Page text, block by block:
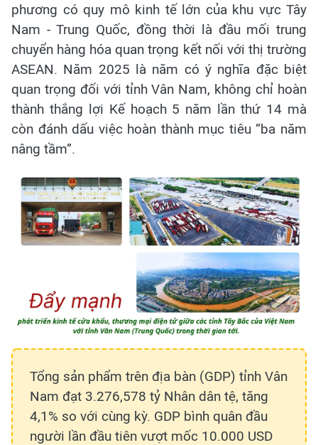
phương có quy mô kinh tế lớn của khu vực Tây
Nam - Trung Quốc, đồng thời là đầu mối trung
chuyển hàng hóa quan trọng kết nối với thị trường
ASEAN. Năm 2025 là năm có ý nghĩa đặc biệt
quan trọng đối với tỉnh Vân Nam, không chỉ hoàn
thành thắng lợi Kế hoạch 5 năm lần thứ 14 mà
còn đánh dấu việc hoàn thành mục tiêu “ba năm
nâng tầm”.
Tổng sản phẩm trên địa bàn (GDP) tỉnh Vân
Nam đạt 3.276,578 tỷ Nhân dân tệ, tăng
4,1% so với cùng kỳ. GDP bình quân đầu
người lần đầu tiên vượt mốc 10.000 USD